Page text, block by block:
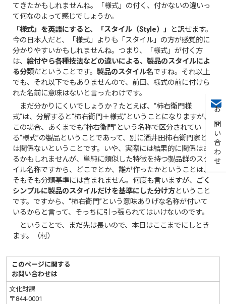
お問い合わせ
てきたかもしれませんね。「様式」の付く、付かないの違いっ
て何なのよって感じでしょうか。
「様式」を英語にすると、「スタイル（Style）」
と訳せます。
今の日本人だと、「様式」よりも「スタイル」の方が感覚的に
分かりやすいかもしれませんね。つまり、「様式」が付く方
は、絵付やら各種技法などの違いによる、製品のスタイルによ
る分類だということです。製品のスタイル名ですね。それ以上
でも、それ以下でもありませんので、前回、様式の前に付けら
れた名前に意味はないと言ったわけです。
まだ分かりにくいでしょうか？たとえば、“柿右衛門様
式”は、分解すると“柿右衛門＋様式”ということになりますが、
この場合、あくまでも“柿右衛門”という名称で区分されてい
る“様式”の製品ということであって、別に酒井田柿右衛門家と
は関係ないということです。いや、実際には結果的に関係はあ
るかもしれませんが、単純に類似した特徴を持つ製品群のスタ
イル名称ですから、どこでとか、誰が作ったかということは、
そもそも分類基準には含まれません。何度も言いますが、 ごく
シンプルに製品のスタイルだけを基準にした分け方ということ
です。ですから、“柿右衛門”という意味ありげな名称が付いて
いるからと言って、そっちに引っ張られてはいけないのです。
ということで、まだ先は長いので、本日はここまでにしとき
ます。（村）
このページに関する
お問い合わせは
文化財課
〒844-0001